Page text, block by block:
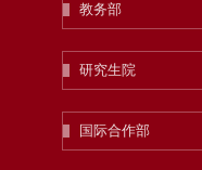
教务部
研究生院
国际合作部